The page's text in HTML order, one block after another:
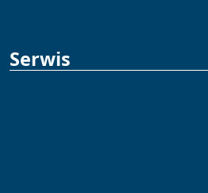
Serwis